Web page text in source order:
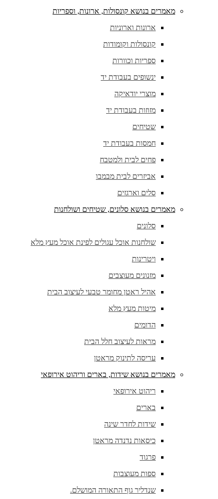
מאמרים בנושא קונסולות, ארונות, וספריות
ארונות וארוניות
קונסולות וקומודות
ספריות וכוורות
ינשופים בעבודת יד
מוצרי יודאיקה
מזוזות בעבודת יד
שטיחים
חמסות בעבודת יד
פחים לבית ולמטבח
אביזרים לבית מבמבו
סלים וארגזים
מאמרים בנושא סלונים, שטיחים ושולחנות
סלונים
שולחנות אוכל עגולים לפינת אוכל מעץ מלא
ויטרינות
מזנונים מעוצבים
אהיל ראטן מחומר טבעי לעיצוב הבית
מיטות מעץ מלא
הדומים
מראות לעיצוב חלל הבית
עריסה לתינוק מראטן
מאמרים בנושא שידות, בארים וריהוט אירופאי
ריהוט אירופאי
בארים
שידות לחדר שינה
כיסאות נדנדה מראטן
פרגוד
ספות מעוצבות
שנדליר גוף התאורה המושלם.